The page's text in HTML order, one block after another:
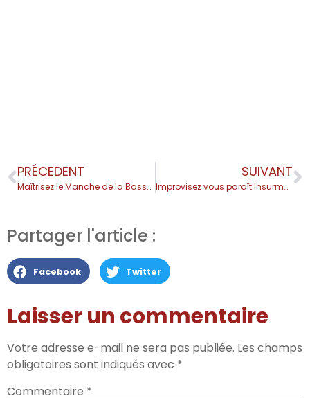
PRÉCEDENT
Maîtrisez le Manche de la Basse avec ces Deux Schémas
SUIVANT
Improvisez vous paraît Insurmontable ? 🎸 Essayez cette Recette Toute Simple
Partager l'article :
Facebook Twitter
Laisser un commentaire
Votre adresse e-mail ne sera pas publiée. Les champs
obligatoires sont indiqués avec *
Commentaire *